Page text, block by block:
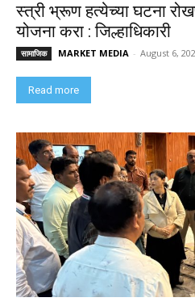
स्त्री भ्रूण हत्येच्या घटना
योजना करा : जिल्हाधिकारी
सामाजिक MARKET MEDIA - August 6,
Read more